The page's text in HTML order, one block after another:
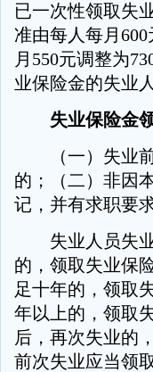
已一次性领取失
准由每人每月
月550元调整为
业保险金的失业
失业保险金领
（一）失业前
的；（二）非因
记，并有求职要求
失业人员失业
的，领取失业保
足十年的，领取
年以上的，领取
后，再次失业的
前次失业应当领